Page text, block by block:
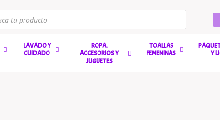
LAVADO Y
CUIDADO
ROPA,
ACCESORIOS Y
JUGUETES
TOALLAS
FEMENINAS
Y